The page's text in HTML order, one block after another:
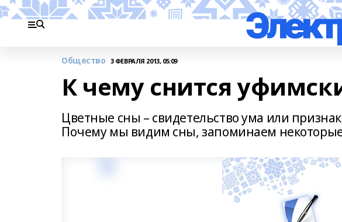
Общество 3 ФЕВРАЛЯ 2013, 05:09
К чему снится
Цветные сны – свидетельство ума или признак
Почему мы видим сны, запоминаем